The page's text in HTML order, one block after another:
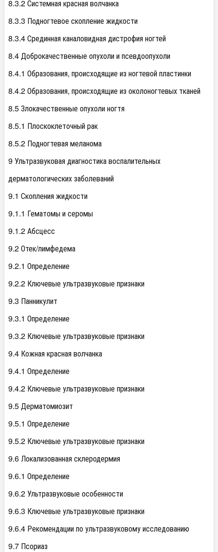
8.3.2 Системная красная волчанка
8.3.3 Подногтевое скопление жидкости
8.3.4 Срединная каналовидная дистрофия ногтей
8.4 Доброкачественные опухоли и псевдоопухоли
8.4.1 Образования, происходящие из ногтевой пластинки
8.4.2 Образования, происходящие из околоногтевых тканей
8.5 Злокачественные опухоли ногтя
8.5.1 Плоскоклеточный рак
8.5.2 Подногтевая меланома
9 Ультразвуковая диагностика воспалительных
дерматологических заболеваний
9.1 Скопления жидкости
9.1.1 Гематомы и серомы
9.1.2 Абсцесс
9.2 Отек/лимфедема
9.2.1 Определение
9.2.2 Ключевые ультразвуковые признаки
9.3 Панникулит
9.3.1 Определение
9.3.2 Ключевые ультразвуковые признаки
9.4 Кожная красная волчанка
9.4.1 Определение
9.4.2 Ключевые ультразвуковые признаки
9.5 Дерматомиозит
9.5.1 Определение
9.5.2 Ключевые ультразвуковые признаки
9.6 Локализованная склеродермия
9.6.1 Определение
9.6.2 Ультразвуковые особенности
9.6.3 Ключевые ультразвуковые признаки
9.6.4 Рекомендации по ультразвуковому исследованию
9.7 Псориаз